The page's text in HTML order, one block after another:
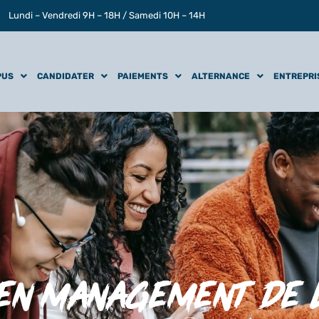
Lundi – Vendredi 9H – 18H / Samedi 10H – 14H
CANDIDATER PAIEMENTS ALTERNANCE
management de